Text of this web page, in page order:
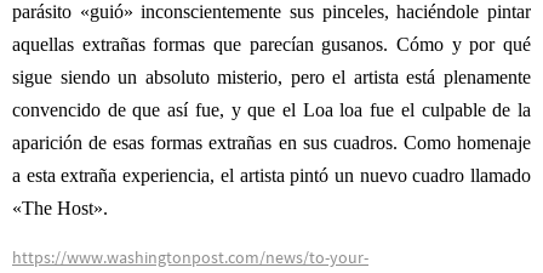
parásito «guió» inconscientemente sus pinceles, haciéndole pintar
aquellas extrañas formas que parecían gusanos. Cómo y por qué
sigue siendo un absoluto misterio, pero el artista está plenamente
convencido de que así fue, y que el Loa loa fue el culpable de la
aparición de esas formas extrañas en sus cuadros. Como homenaje
a esta extraña experiencia, el artista pintó un nuevo cuadro llamado
«The Host».
https://www.washingtonpost.com/news/to-your-